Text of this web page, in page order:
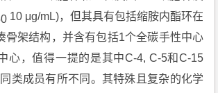
10 μg/mL)，但其具有包括缩胺内酯环在
骨架结构，并含有包括1个全碳手性中心
心，值得一提的是其中C-4, C-5和C-15
类成员有所不同。其特殊且复杂的化学